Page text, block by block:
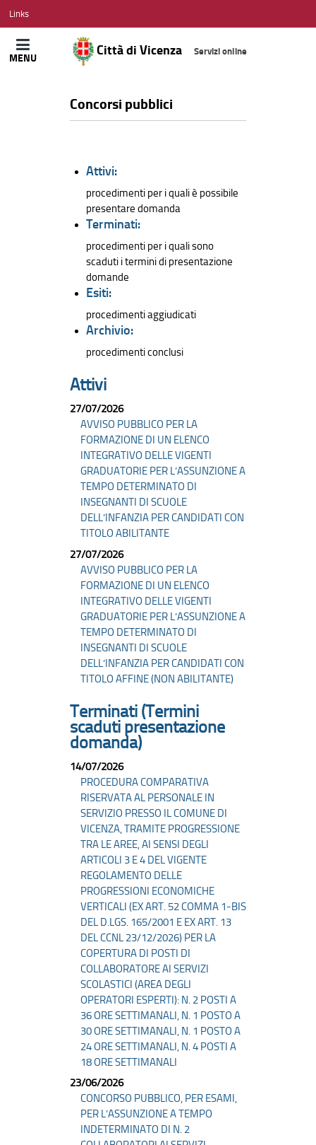
CITTÀ
DI
VICENZA
Links
Città di Vicenza Servizi online
MENU
Concorsi pubblici
Attivi:
procedimenti per i quali è possibile
presentare domanda
Terminati:
procedimenti per i quali sono
scaduti i termini di presentazione
domande
Esiti:
procedimenti aggiudicati
Archivio:
procedimenti conclusi
Attivi
27/07/2026
AVVISO PUBBLICO PER LA
FORMAZIONE DI UN ELENCO
INTEGRATIVO DELLE VIGENTI
GRADUATORIE PER L’ASSUNZIONE A
TEMPO DETERMINATO DI
INSEGNANTI DI SCUOLE
DELL’INFANZIA PER CANDIDATI CON
TITOLO ABILITANTE
27/07/2026
AVVISO PUBBLICO PER LA
FORMAZIONE DI UN ELENCO
INTEGRATIVO DELLE VIGENTI
GRADUATORIE PER L’ASSUNZIONE A
TEMPO DETERMINATO DI
INSEGNANTI DI SCUOLE
DELL’INFANZIA PER CANDIDATI CON
TITOLO AFFINE (NON ABILITANTE)
Terminati (Termini
scaduti presentazione
domanda)
14/07/2026
PROCEDURA COMPARATIVA
RISERVATA AL PERSONALE IN
SERVIZIO PRESSO IL COMUNE DI
VICENZA, TRAMITE PROGRESSIONE
TRA LE AREE, AI SENSI DEGLI
ARTICOLI 3 E 4 DEL VIGENTE
REGOLAMENTO DELLE
PROGRESSIONI ECONOMICHE
VERTICALI (EX ART. 52 COMMA 1-BIS
DEL D.LGS. 165/2001 E EX ART. 13
DEL CCNL 23/12/2026) PER LA
COPERTURA DI POSTI DI
COLLABORATORE AI SERVIZI
SCOLASTICI (AREA DEGLI
OPERATORI ESPERTI): N. 2 POSTI A
36 ORE SETTIMANALI, N. 1 POSTO A
30 ORE SETTIMANALI, N. 1 POSTO A
24 ORE SETTIMANALI, N. 4 POSTI A
18 ORE SETTIMANALI
23/06/2026
CONCORSO PUBBLICO, PER ESAMI,
PER L’ASSUNZIONE A TEMPO
INDETERMINATO DI N. 2